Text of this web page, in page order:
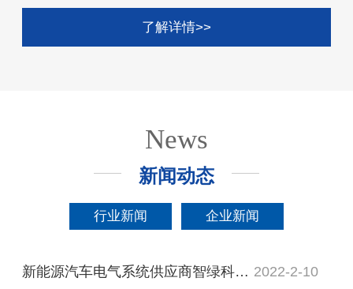
了解详情>>
News
新闻动态
行业新闻 企业新闻
新能源汽车电气系统供应商智绿科技完成新一轮融资，小米领投 2022-2-10